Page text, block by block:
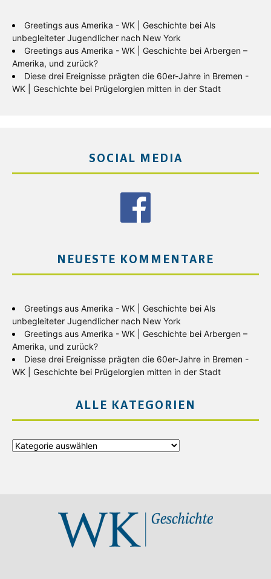
Greetings aus Amerika - WK | Geschichte bei Als
unbegleiteter Jugendlicher nach New York
Greetings aus Amerika - WK | Geschichte bei Arbergen –
Amerika, und zurück?
Diese drei Ereignisse prägten die 60er-Jahre in Bremen -
WK | Geschichte bei Prügelorgien mitten in der Stadt
SOCIAL MEDIA
NEUESTE KOMMENTARE
Greetings aus Amerika - WK | Geschichte bei Als
unbegleiteter Jugendlicher nach New York
Greetings aus Amerika - WK | Geschichte bei Arbergen –
Amerika, und zurück?
Diese drei Ereignisse prägten die 60er-Jahre in Bremen -
WK | Geschichte bei Prügelorgien mitten in der Stadt
ALLE KATEGORIEN
Alle